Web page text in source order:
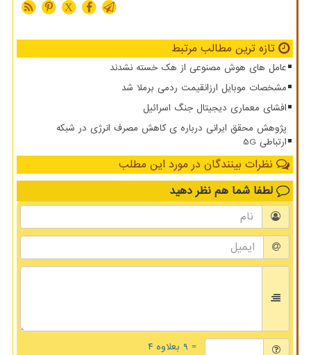
X
تازه ترین مطالب مرتبط
عامل های هوش مصنوعی از هک خسته نشدند
مشخصات موبایل ارزانقیمت ردمی برملا شد
افشای معماری دیجیتال جنگ اسرائیل
پژوهش محقق ایرانی درباره ی کاهش مصرف انرژی در شبکه
ارتباطی 5G
نظرات بینندگان در مورد این مطلب
لطفا شما هم نظر دهید
= ۹ بعلاوه ۴